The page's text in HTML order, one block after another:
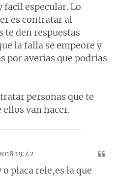
facil especular. Lo
es contratar al
te den respuestas
la falla se empeore y
por averias que podrias
personas que te
ellos van hacer.
19:42
placa rele,es la que